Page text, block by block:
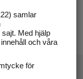
samlar
Med hjälp
och våra
för